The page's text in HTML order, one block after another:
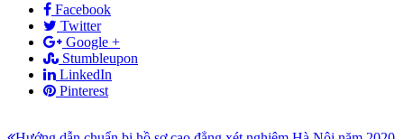
Facebook
Twitter
Google +
Stumbleupon
LinkedIn
Pinterest